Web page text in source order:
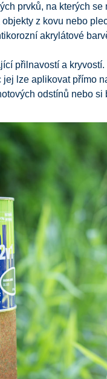
prvků, na kterých se
z kovu nebo
akrylátové
přilnavostí a
lze aplikovat přímo
odstínů nebo si